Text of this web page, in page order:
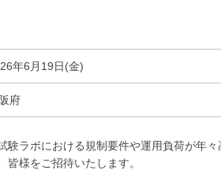
年6月19日(金)
府
験ラボにおける規制要件や運用負荷が年
皆様をご招待いたします。